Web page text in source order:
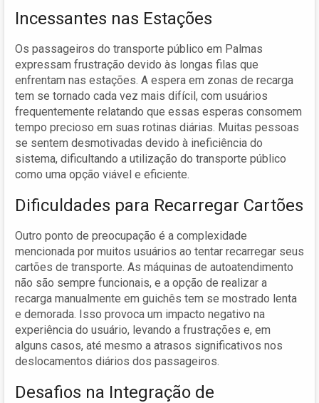
Incessantes nas Estações
Os passageiros do transporte público em Palmas
expressam frustração devido às longas filas que
enfrentam nas estações. A espera em zonas de recarga
tem se tornado cada vez mais difícil, com usuários
frequentemente relatando que essas esperas consomem
tempo precioso em suas rotinas diárias. Muitas pessoas
se sentem desmotivadas devido à ineficiência do
sistema, dificultando a utilização do transporte público
como uma opção viável e eficiente.
Dificuldades para Recarregar Cartões
Outro ponto de preocupação é a complexidade
mencionada por muitos usuários ao tentar recarregar seus
cartões de transporte. As máquinas de autoatendimento
não são sempre funcionais, e a opção de realizar a
recarga manualmente em guichês tem se mostrado lenta
e demorada. Isso provoca um impacto negativo na
experiência do usuário, levando a frustrações e, em
alguns casos, até mesmo a atrasos significativos nos
deslocamentos diários dos passageiros.
Desafios na Integração de